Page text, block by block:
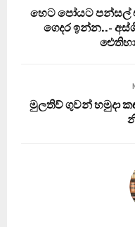
හෙට පෝයට පන්සල්
ගෙදර ඉන්න..-
මුලතිව් ගුවන් හමුදා